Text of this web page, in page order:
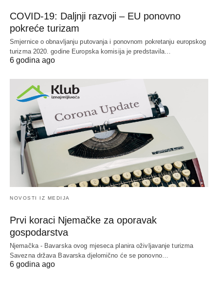
COVID-19: Daljnji razvoji – EU ponovno
pokreće turizam
Smjernice o obnavljanju putovanja i ponovnom pokretanju europskog
turizma 2020. godine Europska komisija je predstavila…
6 godina ago
NOVOSTI IZ MEDIJA
Prvi koraci Njemačke za oporavak
gospodarstva
Njemačka - Bavarska ovog mjeseca planira oživljavanje turizma
Savezna država Bavarska djelomično će se ponovno…
6 godina ago